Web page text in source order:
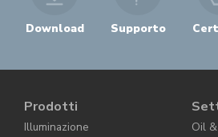
Download Supporto
Prodotti
Illuminazione
Oil